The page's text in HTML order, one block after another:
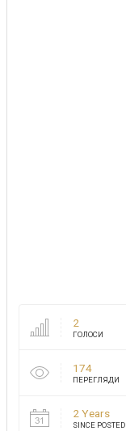
2
ГОЛОСИ
174
ПЕРЕГЛЯДИ
2 Years
SINCE POSTED